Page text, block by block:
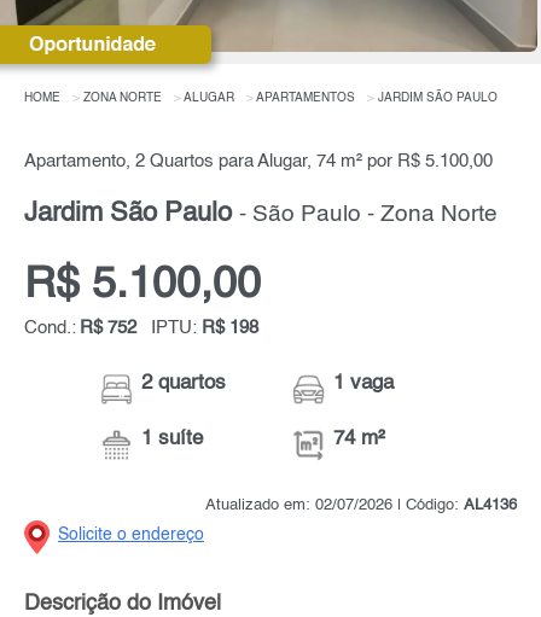
HOME ZONA NORTE ALUGAR APARTAMENTOS JARDIM SÃO PAULO
Apartamento, 2 Quartos para Alugar, 74 m² por R$ 5.100,00
Jardim São Paulo - São Paulo - Zona Norte
R$ 5.100,00
Cond.: R$ 752 IPTU: R$ 198
2 quartos
1 suíte
1 vaga
74 m²
Atualizado em: 02/07/2026 | Código: AL4136
Solicite o endereço
Descrição do Imóvel